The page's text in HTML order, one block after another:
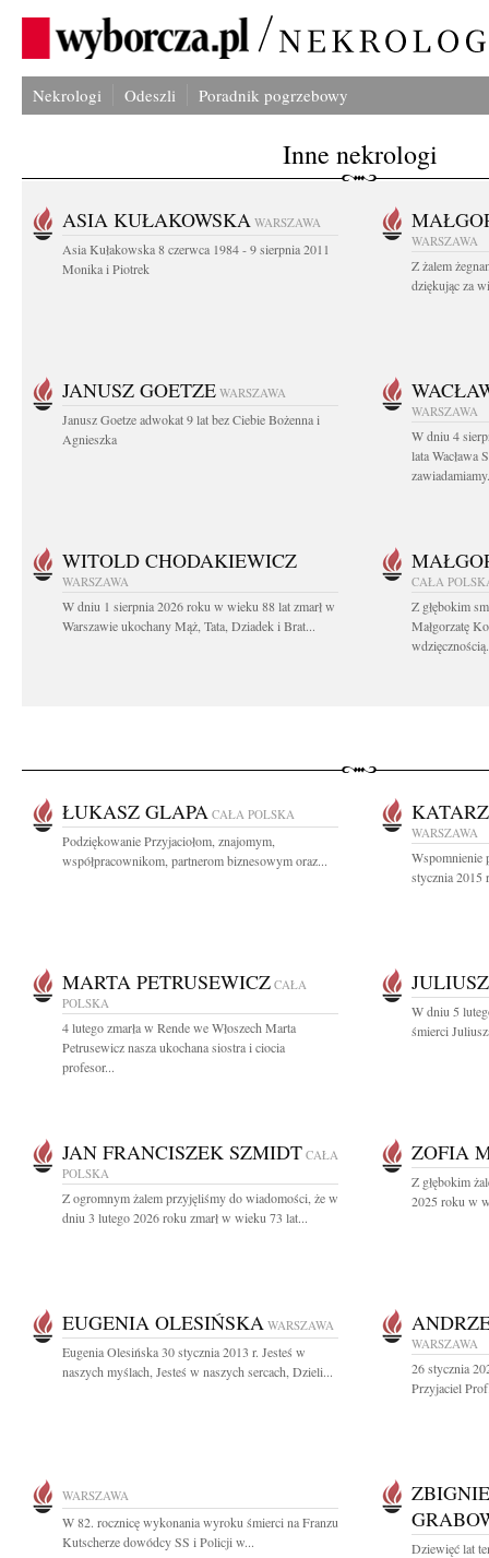
Nekrologi Odeszli Poradnik pogrzebowy
Inne nekrologi
ASIA KUŁAKOWSKA WARSZAWA
Asia Kułakowska 8 czerwca 1984 - 9 sierpnia 2011
Monika i Piotrek
WARSZAWA
Z żalem
dziękując za
JANUSZ GOETZE WARSZAWA
Janusz Goetze adwokat 9 lat bez Ciebie Bożenna i
Agnieszka
WARSZAWA
W dniu 4
lata Wacława
WITOLD CHODAKIEWICZ
WARSZAWA
W dniu 1 sierpnia 2026 roku w wieku 88 lat zmarł w
Warszawie ukochany Mąż, Tata, Dziadek i Brat...
CAŁA
Z głębokim
Małgorzatę
ŁUKASZ GLAPA CAŁA POLSKA
Podziękowanie Przyjaciołom, znajomym,
współpracownikom, partnerom biznesowym oraz...
WARSZAWA
Wspomnienie
stycznia 2015
MARTA PETRUSEWICZ CAŁA
POLSKA
4 lutego zmarła w Rende we Włoszech Marta
Petrusewicz nasza ukochana siostra i ciocia
profesor...
W dniu 5
śmierci
JAN FRANCISZEK SZMIDT CAŁA
POLSKA
Z ogromnym żalem przyjęliśmy do wiadomości, że w
dniu 3 lutego 2026 roku zmarł w wieku 73 lat...
ZOFIA
Z głębokim
2025 roku w
EUGENIA OLESIŃSKA WARSZAWA
Eugenia Olesińska 30 stycznia 2013 r. Jesteś w
naszych myślach, Jesteś w naszych sercach, Dzieli...
WARSZAWA
26 stycznia
Przyjaciel
WARSZAWA
W 82. rocznicę wykonania wyroku śmierci na Franzu
Kutscherze dowódcy SS i Policji w...
Dziewięć lat